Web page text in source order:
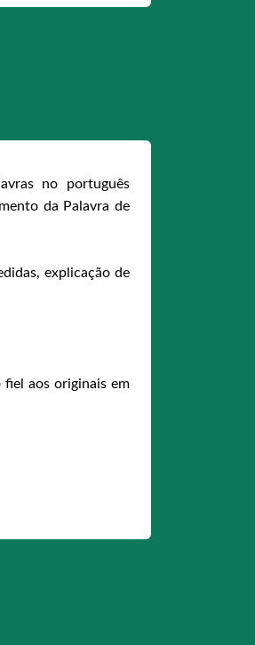
no português
da Palavra de
explicação de
aos originais em